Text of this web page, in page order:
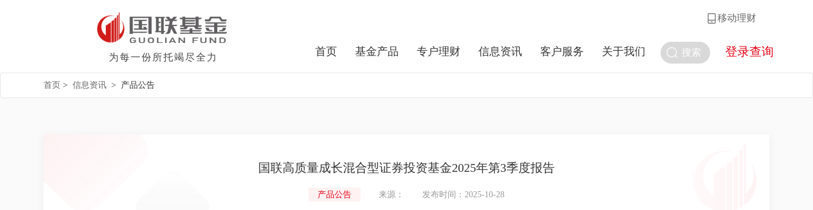
移动理财
为每一份所托竭尽全力 搜索 登录查询
首页 基金产品 专户理财 信息资讯 客户服务 关于我们
首页 > 信息资讯 > 产品公告
国联高质量成长混合型证券投资基金2025年第3季度报告
产品公告 来源： 发布时间：2025-10-28